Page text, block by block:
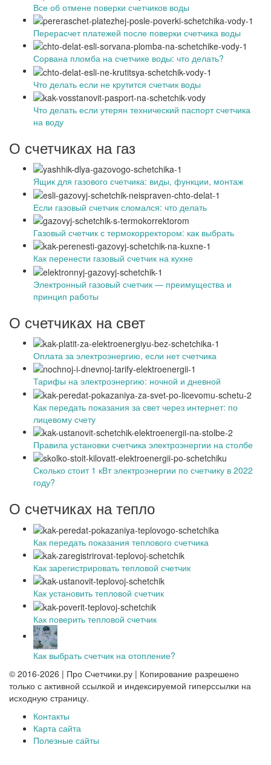
Все об отмене поверки счетчиков воды
Перерасчет платежей после поверки счетчика воды
Сорвана пломба на счетчике воды: что делать?
Что делать если не крутится счетчик воды
Что делать если утерян технический паспорт счетчика
на воду
О счетчиках на газ
Ящик для газового счетчика: виды, функции, монтаж
Если газовый счетчик сломался: что делать
Газовый счетчик с термокорректором: как выбрать
Как перенести газовый счетчик на кухне
Электронный газовый счетчик — преимущества и
принцип работы
О счетчиках на свет
Оплата за электроэнергию, если нет счетчика
Тарифы на электроэнергию: ночной и дневной
Как передать показания за свет через интернет: по
лицевому счету
Правила установки счетчика электроэнергии на столбе
Сколько стоит 1 кВт электроэнергии по счетчику в 2022
году?
О счетчиках на тепло
Как передать показания теплового счетчика
Как зарегистрировать тепловой счетчик
Как установить тепловой счетчик
Как поверить тепловой счетчик
Как выбрать счетчик на отопление?
© 2016-2026 | Про Счетчики.ру | Копирование разрешено
только с активной ссылкой и индексируемой гиперссылки на
исходную страницу.
Контакты
Карта сайта
Полезные сайты